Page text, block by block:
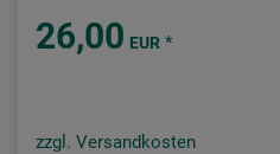
26,00 EUR *
zzgl. Versandkosten